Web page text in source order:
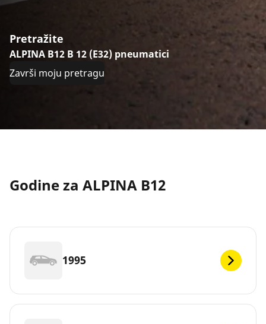
Pretražite
ALPINA B12 B 12 (E32) pneumatici
Završi moju pretragu
Godine za ALPINA B12
1995